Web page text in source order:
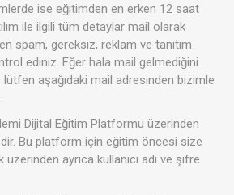
ise eğitimden en erken 12 saat
ile ilgili tüm detaylar mail olarak
spam, gereksiz, reklam ve tanıtım
ediniz. Eğer hala mail gelmediğini
lütfen aşağıdaki mail adresinden bizimle
Dijital Eğitim Platformu üzerinden
Bu platform için eğitim öncesi size
ayrıca kullanıcı adı ve şifre